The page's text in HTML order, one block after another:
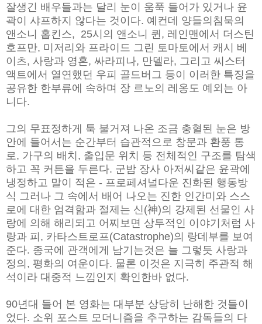
잘생긴 배우들과는 달리 눈이 움푹 들어가 있거나 윤
곽이 샤프하지 않다는 것이다. 예컨데 양들의침묵의
앤소니 홉킨스, 25시의 앤소니 퀸, 레인맨에서 더스틴
호프만, 미저리와 프라이드 그린 토마토에서 캐시 베
이츠, 사랑과 영혼, 싸라피나, 만델라, 그리고 씨스터
액트에서 열연했던 우피 골드버그 등이 이러한 특징을
공유한 한부류에 속하며 장 르노의 레옹도 예외는 아
니다.
그의 무표정하게 툭 불거져 나온 조금 충혈된 눈은 방
안에 들어서는 순간부터 습관적으로 창문과 환풍 통
로, 가구의 배치, 출입문 위치 등 전체적인 구조를 탐색
하고 꼭 커튼을 두른다. 군밤 장사 아저씨같은 윤곽에
냉정하고 말이 적은 - 프로페셔널다운 진화된 행동방
식 그러나 그 속에서 배어 나오는 진한 인간미와 스스
로에 대한 엄 격함과 절제는 신(神)의 강제된 선물인 사
랑에 의해 해리되고 어찌보면 상투적인 이야기처럼 사
랑과 피, 카타스트로프(Catastrophe)의 랑데부를 보 여
준다. 종국에 관객에게 남기는것은 늘 그렇듯 사랑과
정의, 평화의 여운이다. 물론 이것은 지극히 주관적 해
석이라 대중적 느낌인지 확인한바 없다.
90년대 들어 본 영화는 대부분 상당히 난해한 것들이
었다. 소위 포스트 모더니즘을 추구하는 감독들의 다